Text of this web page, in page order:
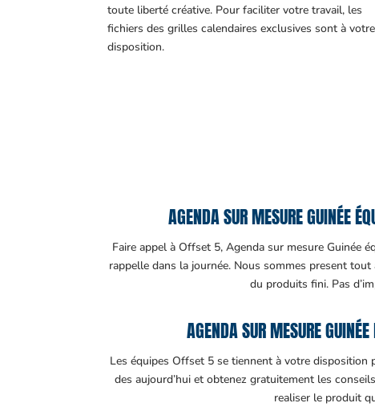
toute liberté créative. Pour faciliter votre travail, les
fichiers des grilles calendaires exclusives sont à votre
disposition.
AGENDA SUR MESURE GUINÉE
Faire appel à Offset 5, Agenda sur mesure Guinée
rappelle dans la journée. Nous sommes present
du produits fini. Pas
AGENDA SUR MESURE
Les équipes Offset 5 se tiennent à votre
des aujourd’hui et obtenez gratuitement les
realiser le produit